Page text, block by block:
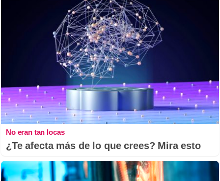
No eran tan locas
¿Te afecta más de lo que crees? Mira esto